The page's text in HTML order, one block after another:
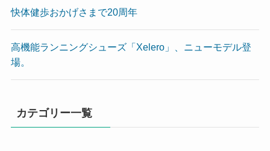
快体健歩おかげさまで20周年
高機能ランニングシューズ「Xelero」、ニューモデル登
場。
カテゴリー一覧